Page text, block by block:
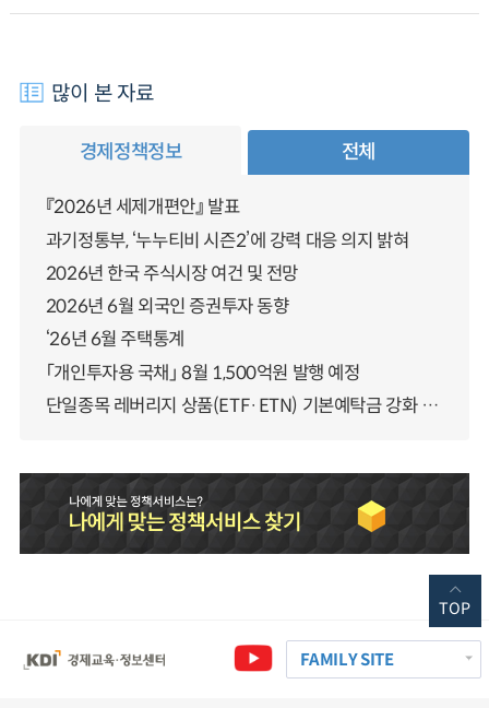
많이 본 자료
경제정책정보 전체
『2026년 세제개편안』 발표
과기정통부, ‘누누티비 시즌2’에 강력 대응 의지 밝혀
2026년 한국 주식시장 여건 및 전망
2026년 6월 외국인 증권투자 동향
‘26년 6월 주택통계
「개인투자용 국채」 8월 1,500억원 발행 예정
단일종목 레버리지 상품(ETF·ETN) 기본예탁금 강화 조기시행 방안 안내
FAMILY SITE
TOP